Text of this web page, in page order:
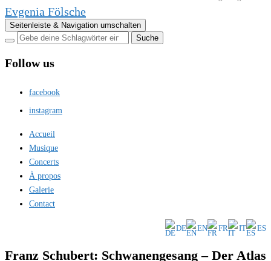
Evgenia Fölsche
Seitenleiste & Navigation umschalten
Follow us
facebook
instagram
Accueil
Musique
Concerts
À propos
Galerie
Contact
DE EN FR IT ES
Franz Schubert: Schwanengesang – Der Atlas